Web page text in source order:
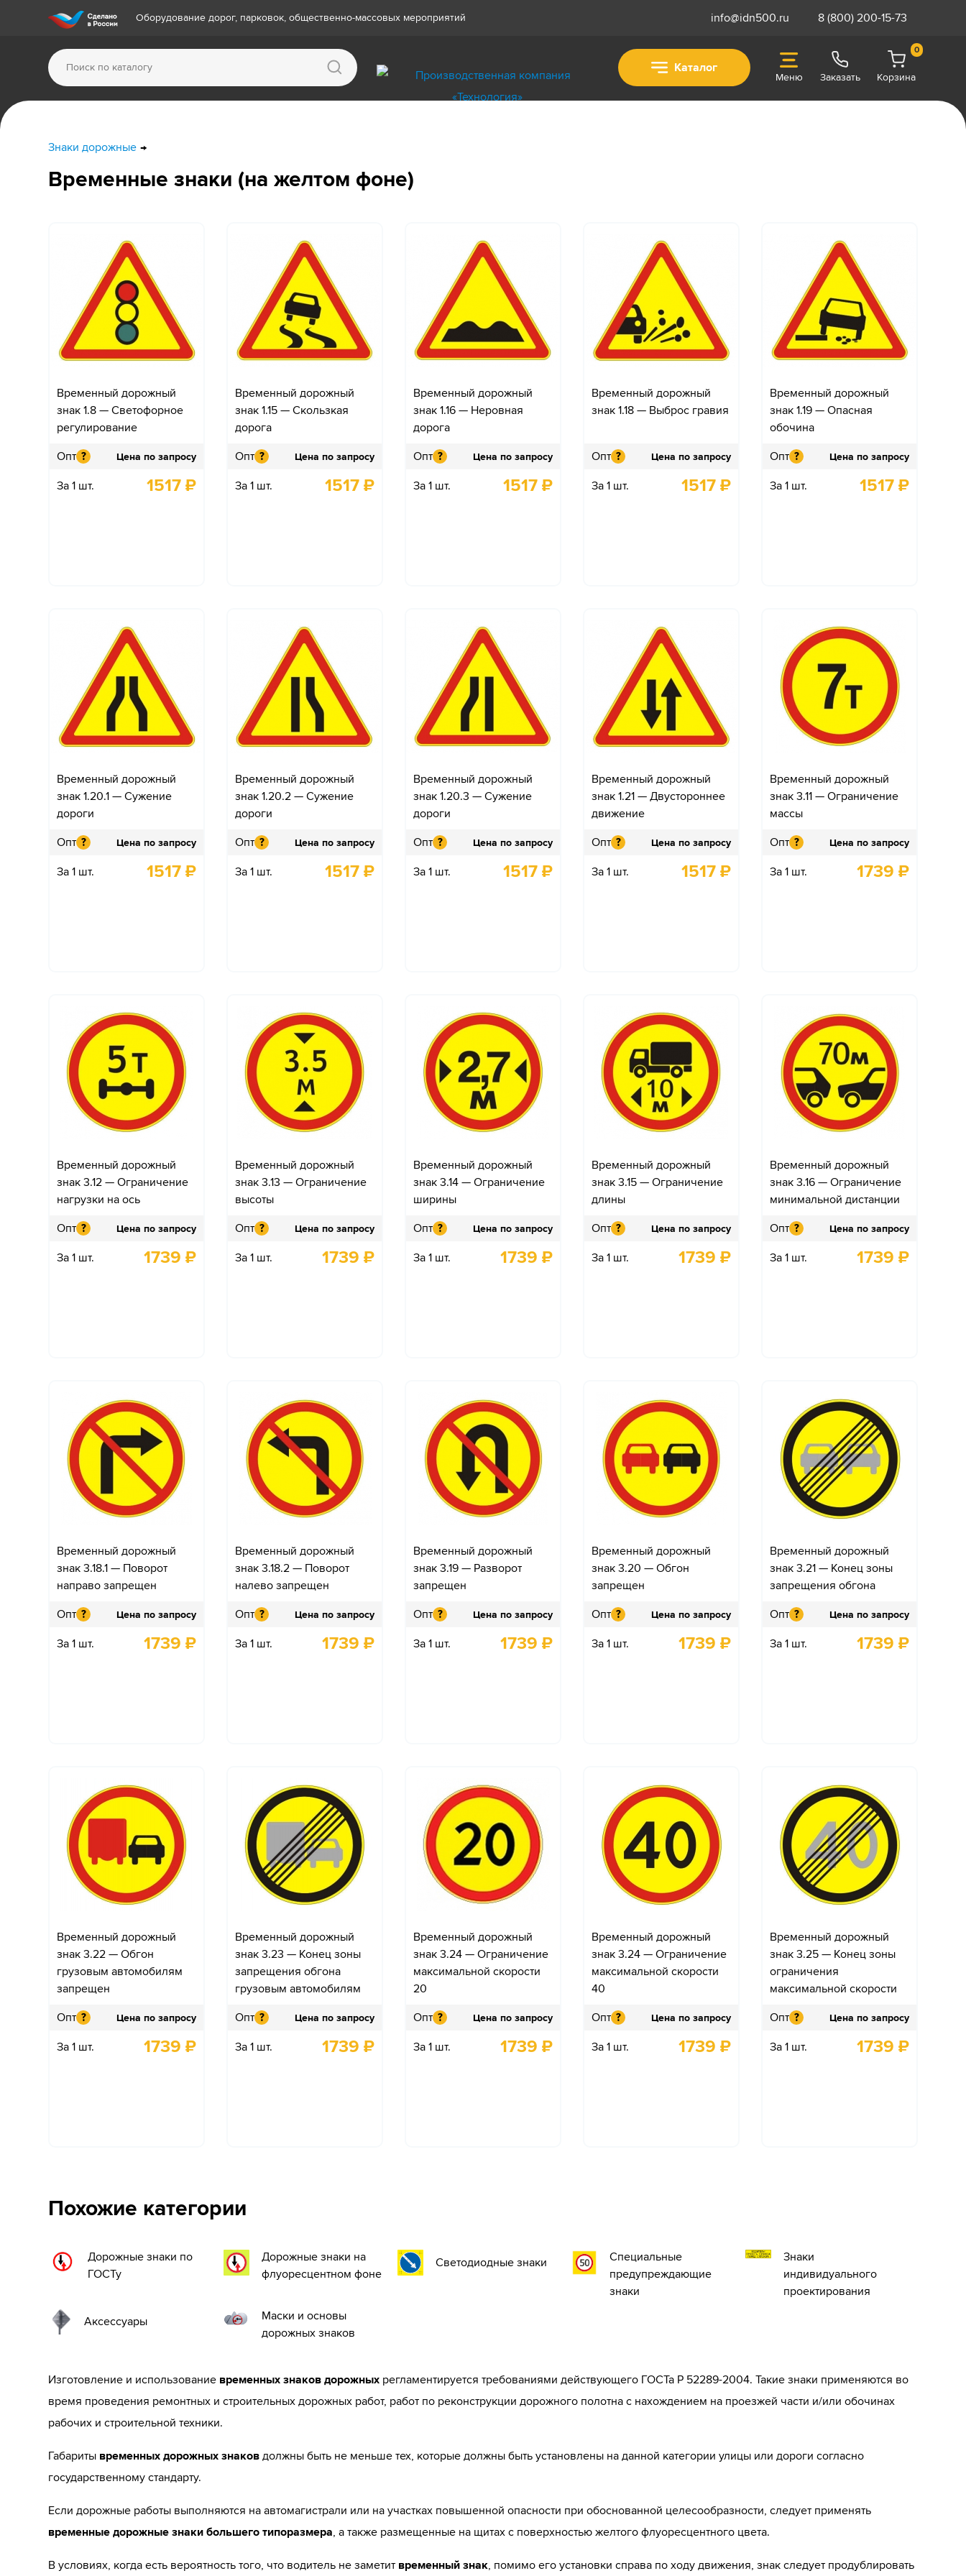
Оборудование дорог, парковок, общественно-массовых мероприятий info@idn500.ru 8 (800) 200-15-73
Каталог
Меню Заказать
0
Корзина
Знаки дорожные
Временные знаки (на желтом фоне)
Временный дорожный
знак 1.8 — Светофорное
регулирование
Опт ? Цена по запросу
За 1 шт. 1517 ₽
Временный дорожный
знак 1.15 — Скользкая
дорога
Опт ? Цена по запросу
За 1 шт. 1517 ₽
Временный дорожный
знак 1.16 — Неровная
дорога
Опт ? Цена по запросу
За 1 шт. 1517 ₽
Временный дорожный
знак 1.18 — Выброс гравия
Опт ? Цена по запросу
За 1 шт. 1517 ₽
Временный дорожный
знак 1.19 — Опасная
обочина
Опт ? Цена по запросу
За 1 шт. 1517 ₽
Временный дорожный
знак 1.20.1 — Сужение
дороги
Опт ? Цена по запросу
За 1 шт. 1517 ₽
Временный дорожный
знак 1.20.2 — Сужение
дороги
Опт ? Цена по запросу
За 1 шт. 1517 ₽
Временный дорожный
знак 1.20.3 — Сужение
дороги
Опт ? Цена по запросу
За 1 шт. 1517 ₽
Временный дорожный
знак 1.21 — Двустороннее
движение
Опт ? Цена по запросу
За 1 шт. 1517 ₽
Временный дорожный
знак 3.11 — Ограничение
массы
Опт ? Цена по запросу
За 1 шт. 1739 ₽
Временный дорожный
знак 3.12 — Ограничение
нагрузки на ось
Опт ? Цена по запросу
За 1 шт. 1739 ₽
Временный дорожный
знак 3.13 — Ограничение
высоты
Опт ? Цена по запросу
За 1 шт. 1739 ₽
Временный дорожный
знак 3.14 — Ограничение
ширины
Опт ? Цена по запросу
За 1 шт. 1739 ₽
Временный дорожный
знак 3.15 — Ограничение
длины
Опт ? Цена по запросу
За 1 шт. 1739 ₽
Временный дорожный
знак 3.16 — Ограничение
минимальной дистанции
Опт ? Цена по запросу
За 1 шт. 1739 ₽
Временный дорожный
знак 3.18.1 — Поворот
направо запрещен
Опт ? Цена по запросу
За 1 шт. 1739 ₽
Временный дорожный
знак 3.18.2 — Поворот
налево запрещен
Опт ? Цена по запросу
За 1 шт. 1739 ₽
Временный дорожный
знак 3.19 — Разворот
запрещен
Опт ? Цена по запросу
За 1 шт. 1739 ₽
Временный дорожный
знак 3.20 — Обгон
запрещен
Опт ? Цена по запросу
За 1 шт. 1739 ₽
Временный дорожный
знак 3.21 — Конец зоны
запрещения обгона
Опт ? Цена по запросу
За 1 шт. 1739 ₽
Временный дорожный
знак 3.22 — Обгон
грузовым автомобилям
запрещен
Опт ? Цена по запросу
За 1 шт. 1739 ₽
Временный дорожный
знак 3.23 — Конец зоны
запрещения обгона
грузовым автомобилям
Опт ? Цена по запросу
За 1 шт. 1739 ₽
Временный дорожный
знак 3.24 — Ограничение
максимальной скорости
20
Опт ? Цена по запросу
За 1 шт. 1739 ₽
Временный дорожный
знак 3.24 — Ограничение
максимальной скорости
40
Опт ? Цена по запросу
За 1 шт. 1739 ₽
Временный дорожный
знак 3.25 — Конец зоны
ограничения
максимальной скорости
Опт ? Цена по запросу
За 1 шт. 1739 ₽
Похожие категории
Дорожные знаки по
ГОСТу
Дорожные знаки на
флуоресцентном фоне
Светодиодные знаки
Специальные
предупреждающие
знаки
Знаки
индивидуального
проектирования
Аксессуары
Маски и основы
дорожных знаков
Изготовление и использование временных знаков дорожных регламентируется требованиями действующего ГОСТа Р 52289-2004. Такие знаки применяются во
время проведения ремонтных и строительных дорожных работ, работ по реконструкции дорожного полотна с нахождением на проезжей части и/или обочинах
рабочих и строительной техники.
Габариты временных дорожных знаков должны быть не меньше тех, которые должны быть установлены на данной категории улицы или дороги согласно
государственному стандарту.
Если дорожные работы выполняются на автомагистрали или на участках повышенной опасности при обоснованной целесообразности, следует применять
временные дорожные знаки большего типоразмера, а также размещенные на щитах с поверхностью желтого флуоресцентного цвета.
В условиях, когда есть вероятность того, что водитель не заметит временный знак, помимо его установки справа по ходу движения, знак следует продублировать